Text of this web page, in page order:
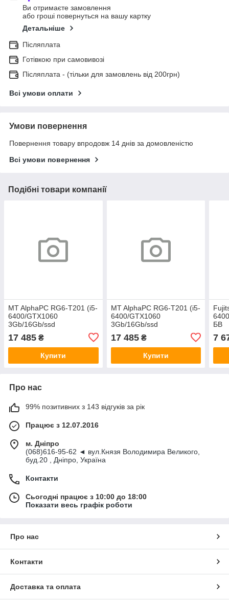
Ви отримаєте замовлення
або гроші повернуться на вашу картку
Детальніше
Післяплата
Готівкою при самовивозі
Післяплата - (тільки для замовлень від 200грн)
Всі умови оплати
Умови повернення
Повернення товару впродовж 14 днів за домовленістю
Всі умови повернення
Подібні товари компанії
MT AlphaPC RG6-T201 (i5-
6400/GTX1060
3Gb/16Gb/ssd
17 485 ₴
Купити
MT AlphaPC RG6-T201 (i5-
6400/GTX1060
3Gb/16Gb/ssd
17 485₴
Купити
БВ
7
Про нас
99% позитивних з 143 відгуків за рік
Працює з 12.07.2016
м. Дніпро
(068)616-95-62 ◄ вул.Князя Володимира Великого,
буд.20 , Дніпро, Україна
Контакти
Сьогодні працює з 10:00 до 18:00
Показати весь графік роботи
Про нас
Контакти
Доставка та оплата